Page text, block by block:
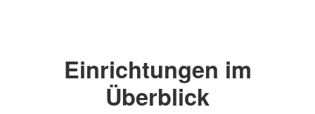
Einrichtungen im
Überblick